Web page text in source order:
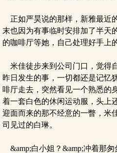
正如严昊说的那样，新雅最近
末也因为有事临时安排加了半天
的咖啡厅等她，自己处理好手上
米佳徒步来到公司门口，觉得
昨日发生的事，一切都还是记忆
啡厅走去，突然看见一个熟悉的
着一套白色的休闲运动服，头上
迎面而来的那不经意的一瞥，米
司见过的白琳。
&amp;白小姐？&amp;冲着那